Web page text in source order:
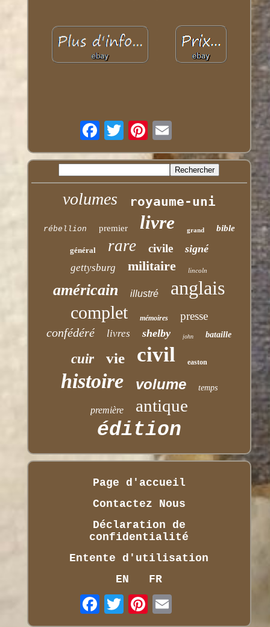
volumes royaume-uni
rébellion premier livre grand bible
général rare civile signé
gettysburg militaire lincoln
américain illustré anglais
complet mémoires presse
confédéré livres shelby john bataille
cuir vie civil easton
histoire volume temps
première antique
édition
Page d'accueil
Contactez Nous
Déclaration de
confidentialité
Entente d'utilisation
EN
FR